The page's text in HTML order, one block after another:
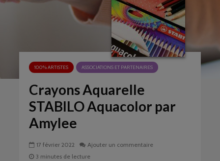
100% ARTISTES ASSOCIATIONS ET PARTENAIRES
Crayons Aquarelle
STABILO Aquacolor par
Amylee
17 février 2022
Ajouter un commentaire
3 minutes de lecture